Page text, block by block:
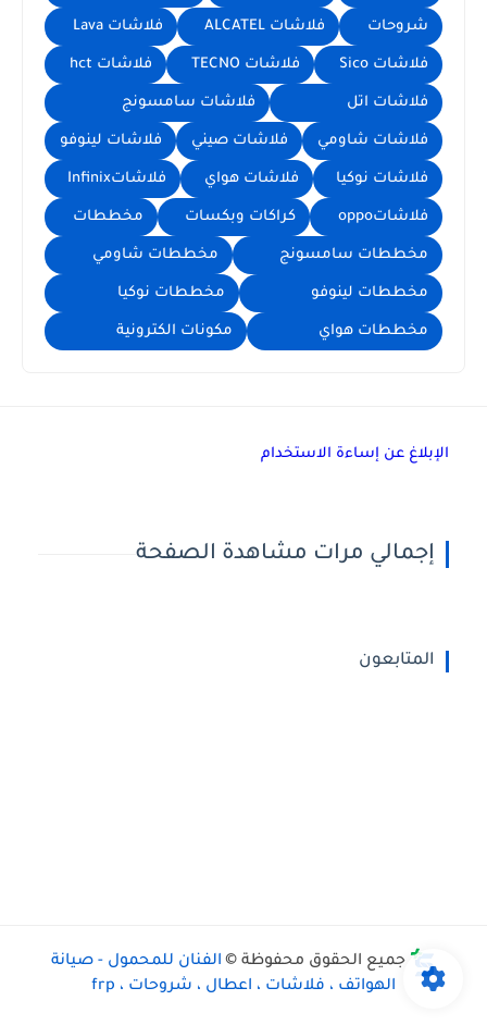
شروحات فلاشات ALCATEL فلاشات Lava
فلاشات Sico فلاشات TECNO فلاشات hct
فلاشات اتل فلاشات سامسونج
فلاشات شاومي فلاشات صيني فلاشات لينوفو
فلاشات نوكيا فلاشات هواي فلاشاتInfinix
فلاشاتoppo كراكات وبكسات مخططات
مخططات سامسونج مخططات شاومي
مخططات لينوفو مخططات نوكيا
مخططات هواي مكونات الكترونية
الإبلاغ عن إساءة الاستخدام
إجمالي مرات مشاهدة الصفحة
المتابعون
جميع الحقوق محفوظة © الفنان للمحمول - صيانة
الهواتف ، فلاشات ، اعطال ، شروحات ، frp